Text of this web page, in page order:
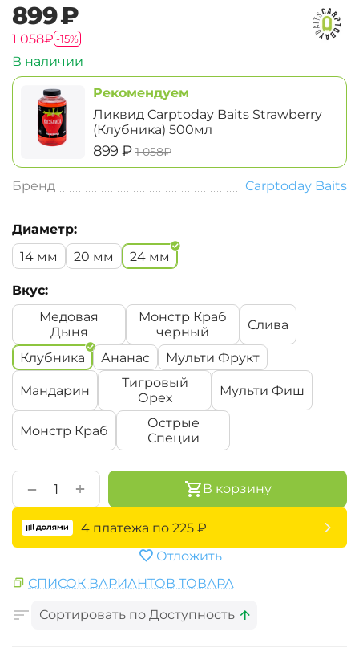
‍899‍₽
‍1 058‍₽-15%
В наличии
Рекомендуем
Ликвид Carptoday Baits Strawberry
(Клубника) 500мл
‍899‍ ₽ ‍1 058‍₽
Бренд Carptoday Baits
Диаметр:
14 мм
20 мм 24 мм
Вкус:
Медовая
Дыня
Монстр Краб
черный
Слива
Клубника Ананас Мульти Фрукт
Мандарин
Тигровый
Орех
Мульти Фиш
Монстр Краб
Острые
Специи
+
− В корзину
4 платежа по 225 ₽
Отложить
СПИСОК ВАРИАНТОВ ТОВАРА
Сортировать по Доступность